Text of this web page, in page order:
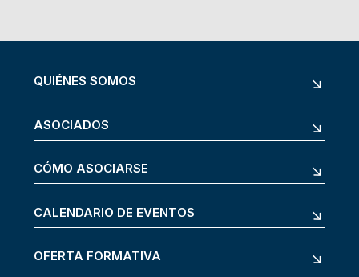
QUIÉNES SOMOS
ASOCIADOS
CÓMO ASOCIARSE
CALENDARIO DE EVENTOS
OFERTA FORMATIVA